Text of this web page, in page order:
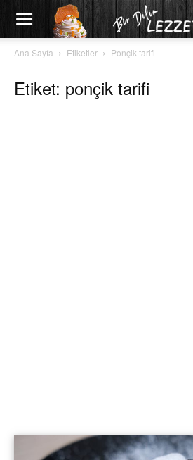
Ana Sayfa Etiketler Ponçik tarifi
Etiket: ponçik tarifi